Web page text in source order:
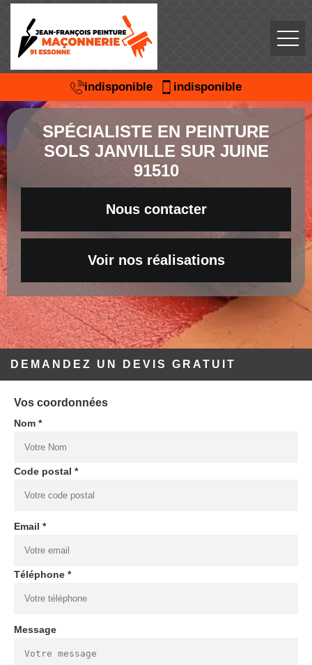
indisponible indisponible
SPÉCIALISTE EN PEINTURE
SOLS JANVILLE SUR JUINE
91510
Nous contacter
Voir nos réalisations
DEMANDEZ UN DEVIS GRATUIT
Vos coordonnées
Nom *
Code postal *
Email *
Téléphone *
Message